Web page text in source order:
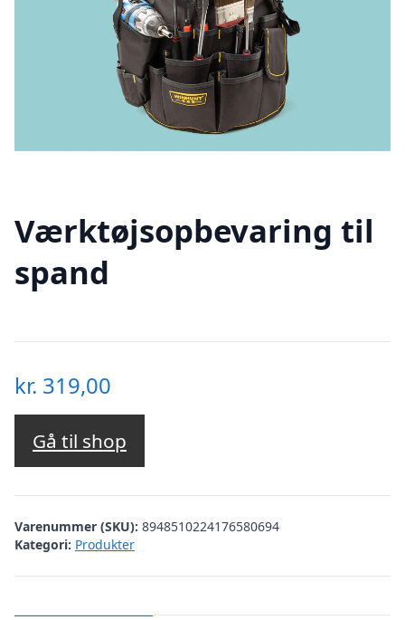
Værktøjsopbevaring til
spand
kr. 319,00
Gå til shop
Varenummer (SKU): 8948510224176580694
Kategori: Produkter